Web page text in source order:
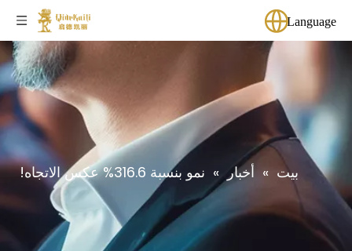
Language
بيت » أخبار » نمو بنسبة 316.6% عكس الاتجاه!